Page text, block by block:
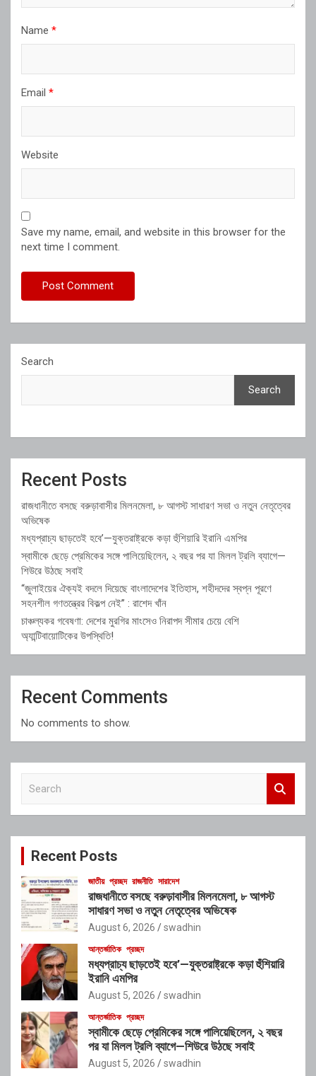
Name *
Email *
Website
Save my name, email, and website in this browser for the
next time I comment.
Search
Search
Recent Posts
রাজধানীতে বসছে বরুড়াবাসীর মিলনমেলা, ৮ আগস্ট সাধারণ সভা ও নতুন নেতৃত্বের
অভিষেক
মধ্যপ্রাচ্য ছাড়তেই হবে’—যুক্তরাষ্ট্রকে কড়া হুঁশিয়ারি ইরানি এমপির
স্বামীকে ছেড়ে প্রেমিকের সঙ্গে পালিয়েছিলেন, ২ বছর পর যা মিলল ট্রলি ব্যাগে—
শিউরে উঠছে সবাই
“জুলাইয়ের ঐক্যই বদলে দিয়েছে বাংলাদেশের ইতিহাস, শহীদদের স্বপ্ন পূরণে
সহনশীল গণতন্ত্রের বিকল্প নেই” : রাশেদ খাঁন
চাঞ্চল্যকর গবেষণা: দেশের মুরগির মাংসেও নিরাপদ সীমার চেয়ে বেশি
অ্যান্টিবায়োটিকের উপস্থিতি!
Recent Comments
No comments to show.
c
Recent Posts
জাতীয় প্রচ্ছদ রাজনীতি সারাদেশ
রাজধানীতে বসছে বরুড়াবাসীর মিলনমেলা, ৮ আগস্ট
সাধারণ সভা ও নতুন নেতৃত্বের অভিষেক
August 6, 2026 swadhin
আন্তর্জাতিক প্রচ্ছদ
মধ্যপ্রাচ্য ছাড়তেই হবে’—যুক্তরাষ্ট্রকে কড়া হুঁশিয়ারি
ইরানি এমপির
August 5, 2026 swadhin
আন্তর্জাতিক প্রচ্ছদ
স্বামীকে ছেড়ে প্রেমিকের সঙ্গে পালিয়েছিলেন, ২ বছর
পর যা মিলল ট্রলি ব্যাগে—শিউরে উঠছে সবাই
August 5, 2026 swadhin